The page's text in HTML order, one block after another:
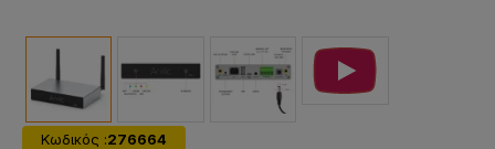
Κωδικός :276664